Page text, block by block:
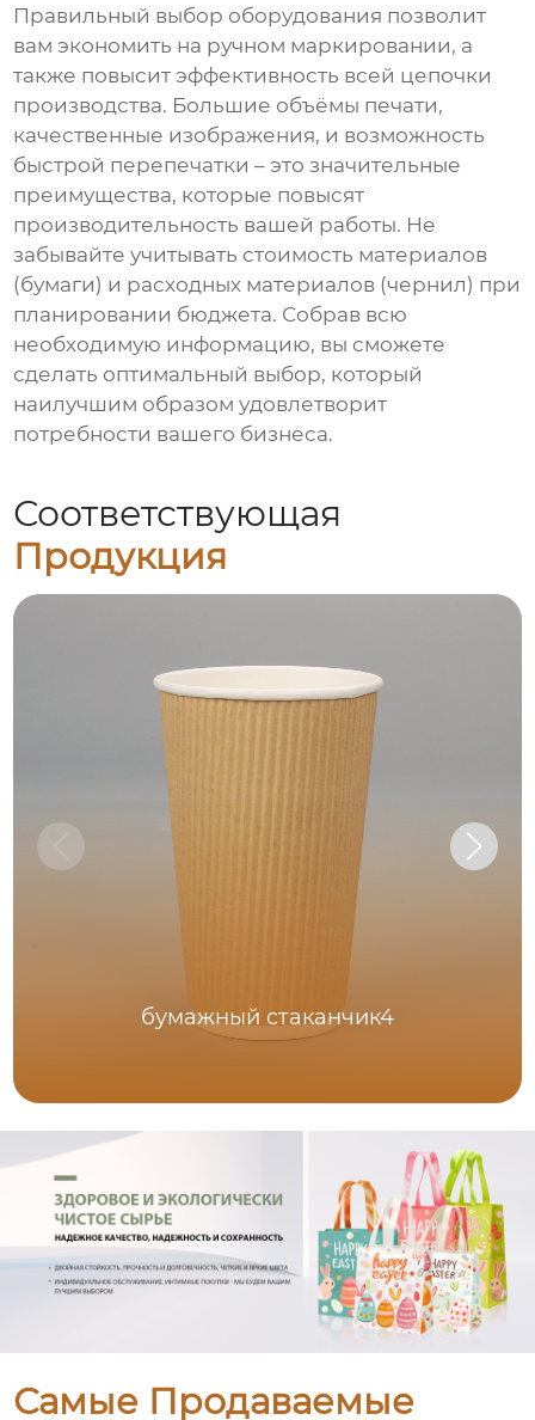
Правильный выбор оборудования позволит
вам экономить на ручном маркировании, а
также повысит эффективность всей цепочки
производства. Большие объёмы печати,
качественные изображения, и возможность
быстрой перепечатки – это значительные
преимущества, которые повысят
производительность вашей работы. Не
забывайте учитывать стоимость материалов
(бумаги) и расходных материалов (чернил) при
планировании бюджета. Собрав всю
необходимую информацию, вы сможете
сделать оптимальный выбор, который
наилучшим образом удовлетворит
потребности вашего бизнеса.
Соответствующая
Продукция
бумажный стаканчик4
Самые Продаваемые